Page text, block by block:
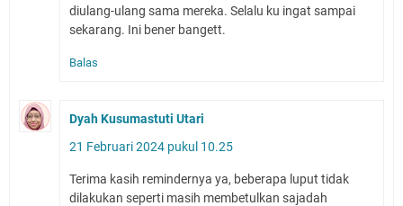
diulang-ulang sama mereka. Selalu ku ingat sampai
sekarang. Ini bener bangett.
Balas
Dyah Kusumastuti Utari
21 Februari 2024 pukul 10.25
Terima kasih remindernya ya, beberapa luput tidak
dilakukan seperti masih membetulkan sajadah